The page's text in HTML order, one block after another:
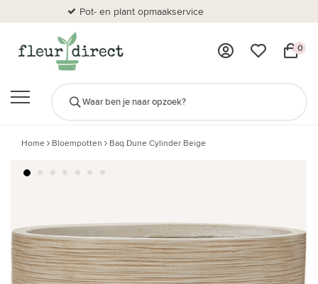
Pot- en plant opmaakservice
0
Home Bloempotten Baq Dune Cylinder Beige